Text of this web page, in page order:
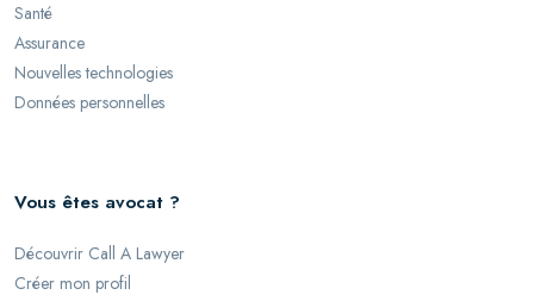
Santé
Assurance
Nouvelles technologies
Données personnelles
Vous êtes avocat ?
Découvrir Call A Lawyer
Créer mon profil